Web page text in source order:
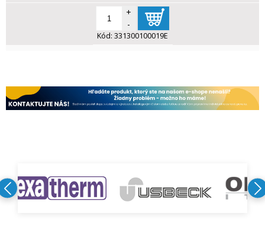
+
-
Kód: 331300100019E